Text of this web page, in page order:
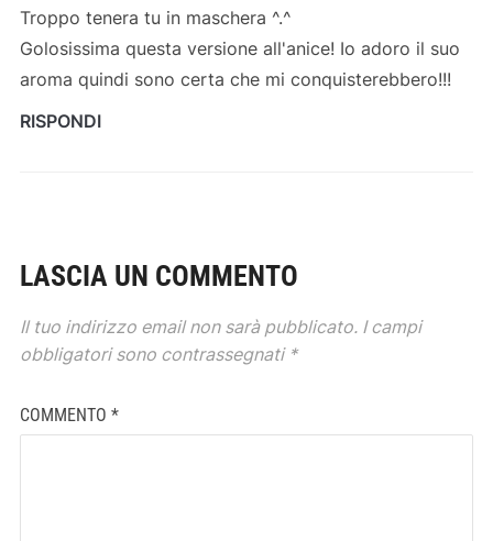
Troppo tenera tu in maschera ^.^
Golosissima questa versione all'anice! Io adoro il suo
aroma quindi sono certa che mi conquisterebbero!!!
RISPONDI
LASCIA UN COMMENTO
Il tuo indirizzo email non sarà pubblicato. I campi
obbligatori sono contrassegnati *
COMMENTO *